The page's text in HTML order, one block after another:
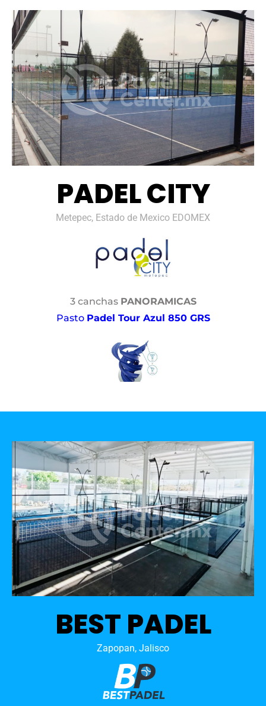
PADEL CITY
Metepec, Estado de Mexico EDOMEX
3 canchas PANORAMICAS
Pasto Padel Tour Azul 850 GRS
BEST PADEL
Zapopan, Jalisco